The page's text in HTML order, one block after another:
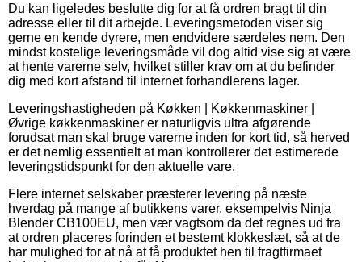
Du kan ligeledes beslutte dig for at få ordren bragt til din
adresse eller til dit arbejde. Leveringsmetoden viser sig
gerne en kende dyrere, men endvidere særdeles nem. Den
mindst kostelige leveringsmåde vil dog altid vise sig at være
at hente varerne selv, hvilket stiller krav om at du befinder
dig med kort afstand til internet forhandlerens lager.
Leveringshastigheden på Køkken | Køkkenmaskiner |
Øvrige køkkenmaskiner er naturligvis ultra afgørende
forudsat man skal bruge varerne inden for kort tid, så herved
er det nemlig essentielt at man kontrollerer det estimerede
leveringstidspunkt for den aktuelle vare.
Flere internet selskaber præsterer levering på næste
hverdag på mange af butikkens varer, eksempelvis Ninja
Blender CB100EU, men vær vagtsom da det regnes ud fra
at ordren placeres forinden et bestemt klokkeslæt, så at de
har mulighed for at nå at få produktet hen til fragtfirmaet